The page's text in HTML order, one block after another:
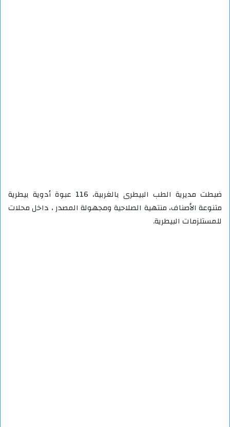
ضبطت مديرية الطب البيطرى بالغربية، 116 عبوة أدوية بيطرية
متنوعة الأصناف، منتهية الصلاحية ومجهولة المصدر ، داخل محلات
للمستلزمات البيطرية.